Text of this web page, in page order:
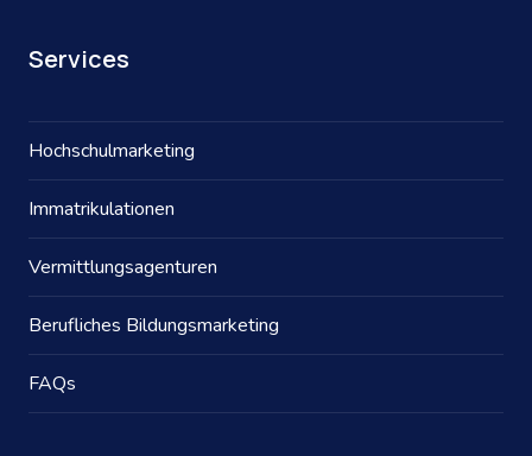
Services
Hochschulmarketing
Immatrikulationen
Vermittlungsagenturen
Berufliches Bildungsmarketing
FAQs